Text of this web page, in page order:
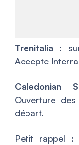
Trenitalia :
Accepte
Caledonian
Ouverture
départ.
Petit rappel :